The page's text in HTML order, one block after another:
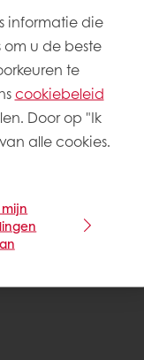
informatie die
u de beste
te
cookiebeleid
Door op "Ik
alle cookies.
mijn